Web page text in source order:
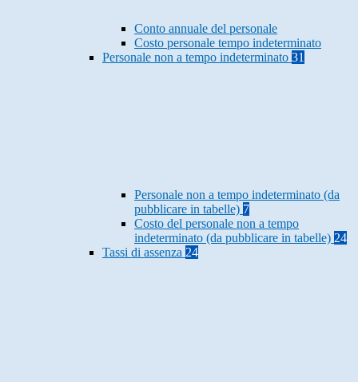
Conto annuale del personale
Costo personale tempo indeterminato
Personale non a tempo indeterminato 31
Personale non a tempo indeterminato (da
pubblicare in tabelle) 7
Costo del personale non a tempo
indeterminato (da pubblicare in tabelle) 24
Tassi di assenza 24